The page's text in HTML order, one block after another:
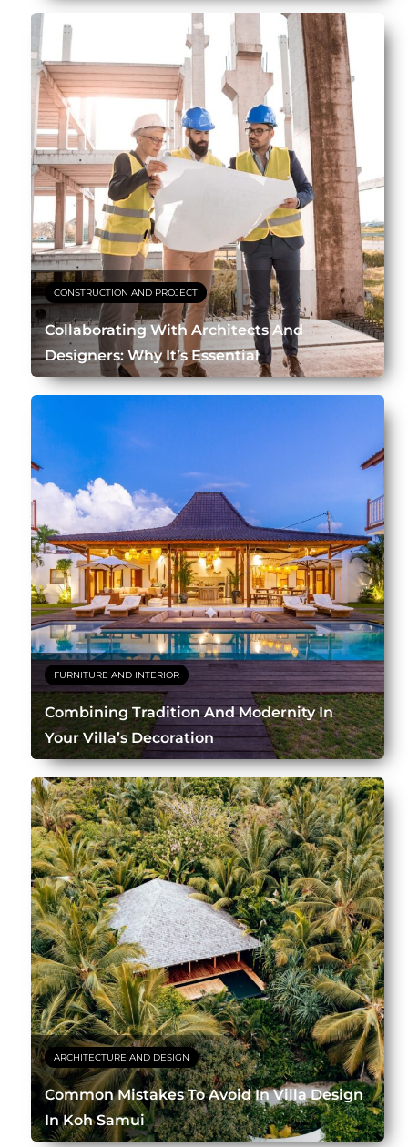
CONSTRUCTION AND PROJECT
Collaborating With Architects And
Designers: Why It’s Essential
FURNITURE AND INTERIOR
Combining Tradition And Modernity In
Your Villa’s Decoration
ARCHITECTURE AND DESIGN
Common Mistakes To Avoid In Villa Design
In Koh Samui